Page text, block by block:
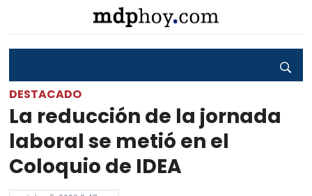
DESTACADO
La reducción de la jornada
laboral se metió en el
Coloquio de IDEA